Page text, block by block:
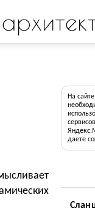
На
даете